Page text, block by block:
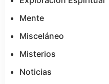
Mente
Misceláneo
Misterios
Noticias